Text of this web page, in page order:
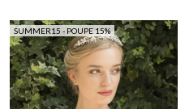
SUMMER15 - POUPE 15%